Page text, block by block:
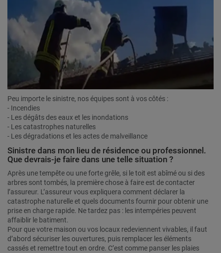
Peu importe le sinistre, nos équipes sont à vos côtés :
- Incendies
- Les dégâts des eaux et les inondations
- Les catastrophes naturelles
- Les dégradations et les actes de malveillance
Sinistre dans mon lieu de résidence ou professionnel.
Que devrais-je faire dans une telle situation ?
Après une tempête ou une forte grêle, si le toit est abîmé ou si des
arbres sont tombés, la première chose à faire est de contacter
l’assureur. L’assureur vous expliquera comment déclarer la
catastrophe naturelle et quels documents fournir pour obtenir une
prise en charge rapide. Ne tardez pas : les intempéries peuvent
affaiblir le batiment.
Pour que votre maison ou vos locaux redeviennent vivables, il faut
d’abord sécuriser les ouvertures, puis remplacer les éléments
cassés et remettre tout en ordre. C’est comme panser les plaies